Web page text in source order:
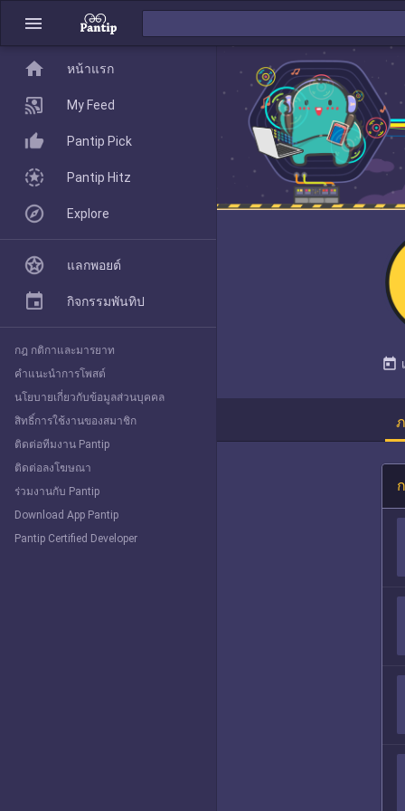
menu
today
home
Pantip Pick
Explore
home หน้าแรก
My Feed
Pantip Pick
Pantip Hitz
Explore
แลกพอยต์
กิจกรรมพันทิป
กฎ กติกาและมารยาท
คำแนะนำการโพสต์
นโยบายเกี่ยวกับข้อมูลส่วนบุคคล
สิทธิ์การใช้งานของสมาชิก
ติดต่อทีมงาน Pantip
ติดต่อลงโฆษณา
ร่วมงานกับ Pantip
Download App Pantip
Pantip Certified Developer